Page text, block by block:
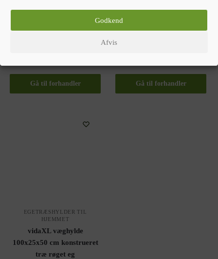
Godkend
Afvis
HJEMMET
hylder 50x27x60 cm
Gå til forhandler
HJEMMET
badeværelse 80x30x(2-4)
Gå til forhandler
EGETRÆSHYLDER TIL
HJEMMET
vidaXL væghylde
100x25x50 cm konstrueret
træ røget eg